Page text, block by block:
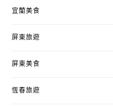
宜蘭美食
屏東旅遊
屏東美食
恆春旅遊